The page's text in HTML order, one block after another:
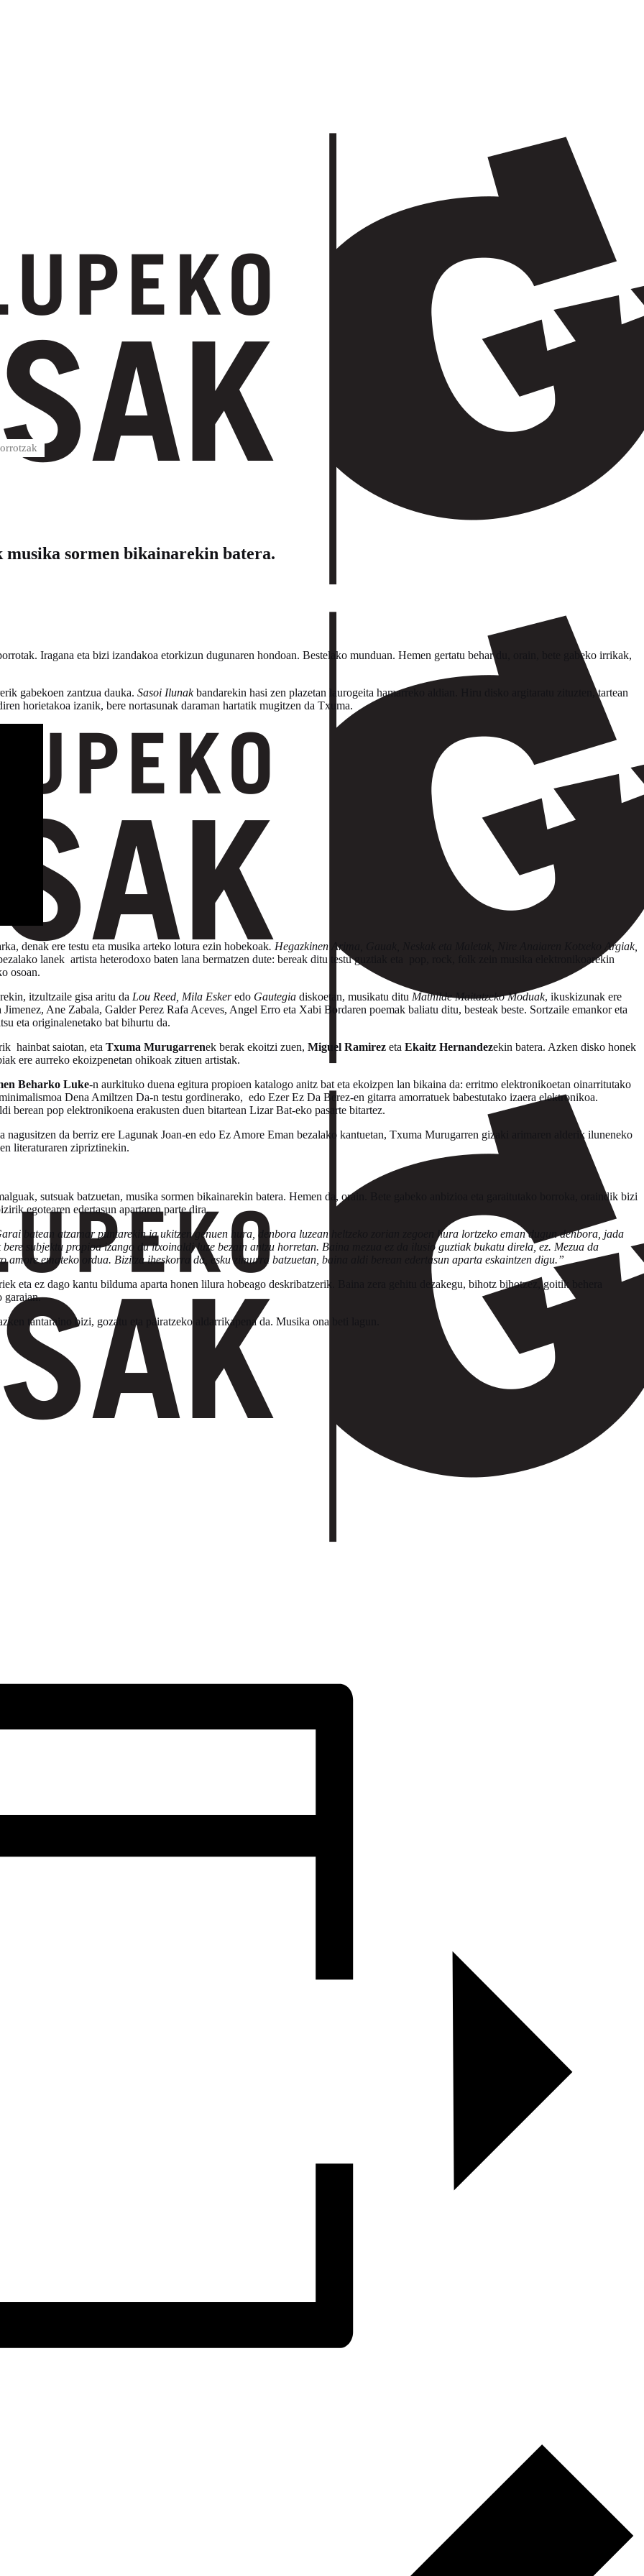
sormen bikainarekin batera.
Iragana eta bizi izandakoa etorkizun dugunaren hondoan. Bestelako munduan. Hemen gertatu behar du, orain, bete gabeko irrikak,
gabekoen zantzua dauka. Sasoi Ilunakbandarekin hasi zen plazetan laurogeita hamarreko aldian. Hiru disko argitaratu zituzten, tartean
horietakoa izanik, bere nortasunak daraman hartatik mugitzen da Txuma.
denak ere testu eta musika arteko lotura ezin hobekoak. Hegazkinen Arima, Gauak, Neskak eta Maletak, Nire Anaiaren Kotxeko Argiak,
lanek artista heterodoxo baten lana bermatzen dute: bereak ditu testu guztiak eta pop, rock, folk zein musika elektronikoarekin
osoan.
itzultzaile gisa aritu da Lou Reed, Mila Eskeredo Gautegia diskoetan, musikatu ditu Mathilde Maitatzeko Moduak, ikuskizunak ere
Ane Zabala, Galder Perez Rafa Aceves, Angel Erro eta Xabi Bordaren poemak baliatu ditu, besteak beste. Sortzaile emankor eta
eta originalenetako bat bihurtu da.
hainbat saiotan, eta Txuma Murugarrenek berak ekoitzi zuen, Miguel Ramirez eta Ekaitz Hernandezekin batera. Azken disko honek
ere aurreko ekoizpenetan ohikoak zituen artistak.
Beharko Luke-n aurkituko duena egitura propioen katalogo anitz bat eta ekoizpen lan bikaina da: erritmo elektronikoetan oinarritutako
Dena Amiltzen Da-n testu gordinerako, edo Ezer Ez Da Berez-en gitarra amorratuek babestutako izaera elektronikoa.
pop elektronikoena erakusten duen bitartean Lizar Bat-eko pasarte bitartez.
nagusitzen da berriz ere Lagunak Joan-en edo Ez Amore Eman bezalako kantuetan, Txuma Murugarren gizaki arimaren alderik iluneneko
literaturaren zipriztinekin.
sutsuak batzuetan, musika sormen bikainarekin batera. Hemen da, orain. Bete gabeko anbizioa eta garaitutako borroka, oraindik bizi
egotearen edertasun apartaren parte dira.
batean atzamar puntarekin ia ukitzen genuen hura, denbora luzean heltzeko zorian zegoen hura lortzeko eman dugun denbora, jada
subjektu propioa izango du itxoinaldi luze bezain antzu horretan. Baina mezua ez da ilusio guztiak bukatu direla, ez. Mezua da
emateko ordua. Bizitza iheskorra da, esku zimurra batzuetan, baina aldi berean edertasun aparta eskaintzen digu.”
eta ez dago kantu bilduma aparta honen lilura hobeago deskribatzerik. Baina zera gehitu dezakegu, bihotz bihotzez, goitik behera
garaian.
tantaraino bizi, gozatu eta pairatzeko aldarrikapena da. Musika ona beti lagun.